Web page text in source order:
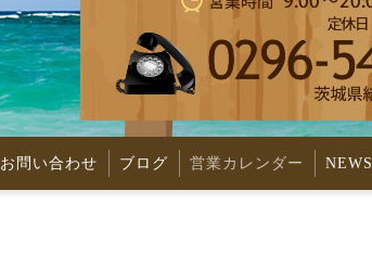
お問い合わせ ブログ 営業カレンダー NEWS